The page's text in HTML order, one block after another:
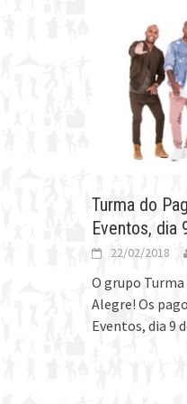
Turma do
Eventos, dia
22/02/2018
O grupo
Alegre! Os
Eventos, dia 9